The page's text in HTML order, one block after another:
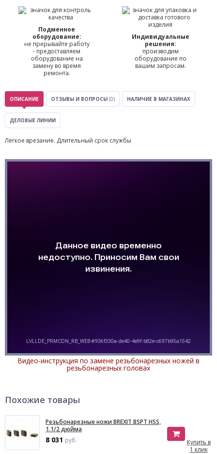
Подменное
оборудование:
не прерывайте работу
- предоставляем
оборудование на
замену во время
ремонта.
Индивидуальные
решения:
производим
оборудование по
вашим запросам.
ОПИСАНИЕ ОТЗЫВЫ И ВОПРОСЫ (0) НАЛИЧИЕ В МАГАЗИНАХ
ДЕЛОВЫЕ ЛИНИИ
Легкое врезание. Длительный срок службы
Видео-инструкция по замене резьбонарезных ножей в
резьбонарезных головах
Похожие товары
Резьбонарезные ножи BREXIT BSPT HSS,
1.1/2 дюйма
8 031 руб.
Купить в
1 клик